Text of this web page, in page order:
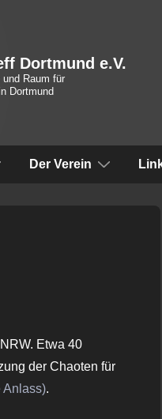
Dortmund e.V.
und Raum für
Dortmund
Der Verein
Etwa 40
der Chaoten für
Anlass).